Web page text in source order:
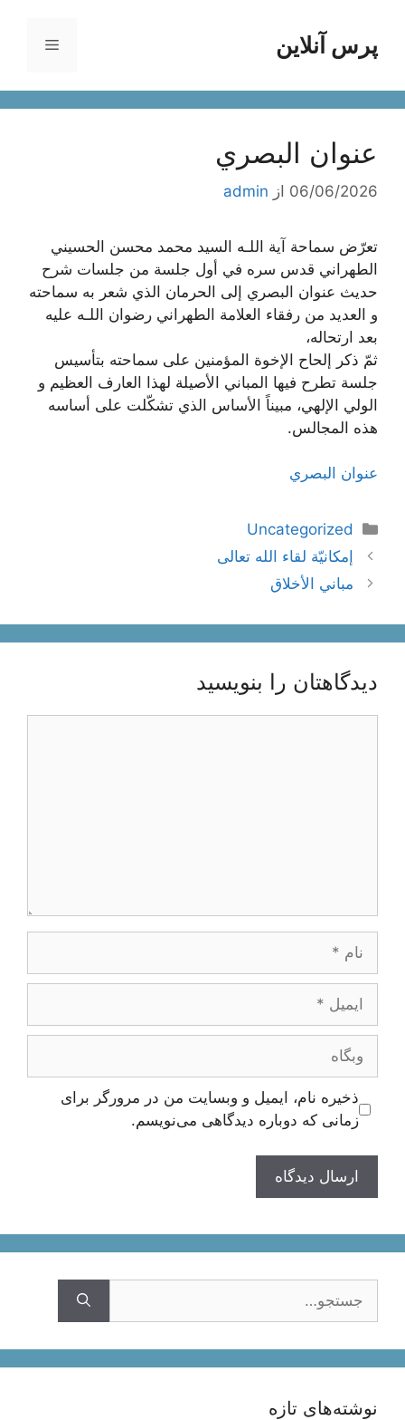
محتواپرس آنلاین فهرست
عنوان البصري
06/06/2026 از admin
تعرّض سماحة آية اللـه السيد محمد محسن الحسيني
الطهراني قدس سره في أول جلسة من جلسات شرح
حديث عنوان البصري إلى الحرمان الذي شعر به سماحته
و العديد من رفقاء العلامة الطهراني رضوان اللـه عليه
بعد ارتحاله،
ثمّ ذكر إلحاح الإخوة المؤمنين على سماحته بتأسيس
جلسة تطرح فيها المباني الأصيلة لهذا العارف العظيم و
الولي الإلهي، مبيناً الأساس الذي تشكّلت على أساسه
هذه المجالس.
عنوان البصري
دسته‌ها
Uncategorized
ناوبری
نوشته‌ها
إمكانيّة لقاء الله تعالى
مباني الأخلاق
دیدگاهتان را بنویسید
ایمیل
وبگاه
ذخیره نام، ایمیل و وبسایت من در مرورگر برای
زمانی که دوباره دیدگاهی می‌نویسم.
نوشته‌های تازه